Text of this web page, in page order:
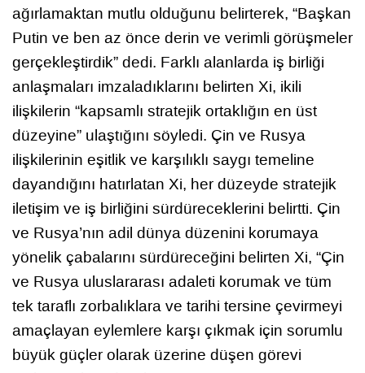
ağırlamaktan mutlu olduğunu belirterek, “Başkan
Putin ve ben az önce derin ve verimli görüşmeler
gerçekleştirdik” dedi. Farklı alanlarda iş birliği
anlaşmaları imzaladıklarını belirten Xi, ikili
ilişkilerin “kapsamlı stratejik ortaklığın en üst
düzeyine” ulaştığını söyledi. Çin ve Rusya
ilişkilerinin eşitlik ve karşılıklı saygı temeline
dayandığını hatırlatan Xi, her düzeyde stratejik
iletişim ve iş birliğini sürdüreceklerini belirtti. Çin
ve Rusya’nın adil dünya düzenini korumaya
yönelik çabalarını sürdüreceğini belirten Xi, “Çin
ve Rusya uluslararası adaleti korumak ve tüm
tek taraflı zorbalıklara ve tarihi tersine çevirmeyi
amaçlayan eylemlere karşı çıkmak için sorumlu
büyük güçler olarak üzerine düşen görevi